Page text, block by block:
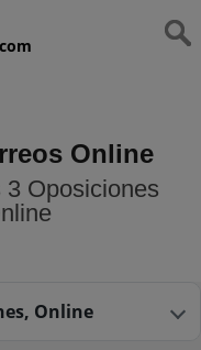
Online
Oposiciones
Online